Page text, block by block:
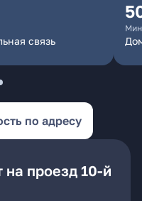
связь
по адресу
на проезд 10-й